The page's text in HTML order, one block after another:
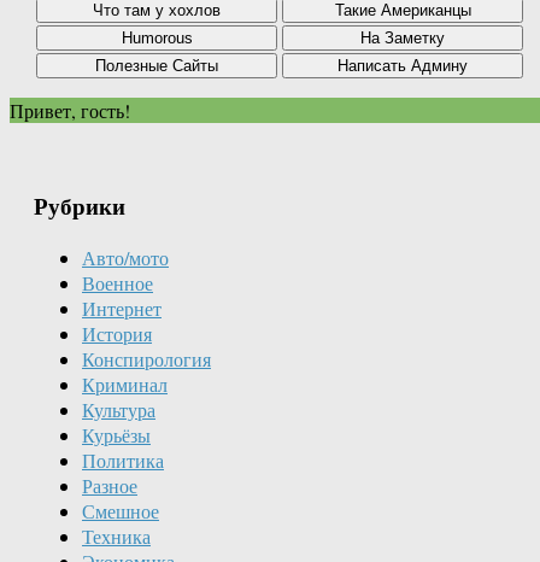
Привет, гость!
Рубрики
Авто/мото
Военное
Интернет
История
Конспирология
Криминал
Культура
Курьёзы
Политика
Разное
Смешное
Техника